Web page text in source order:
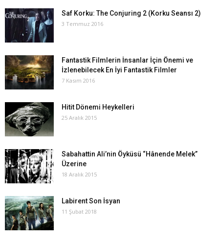
Saf Korku: The Conjuring 2 (Korku Seansı 2)
3 Temmuz 2016
Fantastik Filmlerin İnsanlar İçin Önemi ve
İzlenebilecek En İyi Fantastik Filmler
7 Kasım 2016
Hitit Dönemi Heykelleri
25 Aralık 2015
Sabahattin Ali’nin Öyküsü “Hânende Melek”
Üzerine
18 Aralık 2015
Labirent Son İsyan
11 Şubat 2018